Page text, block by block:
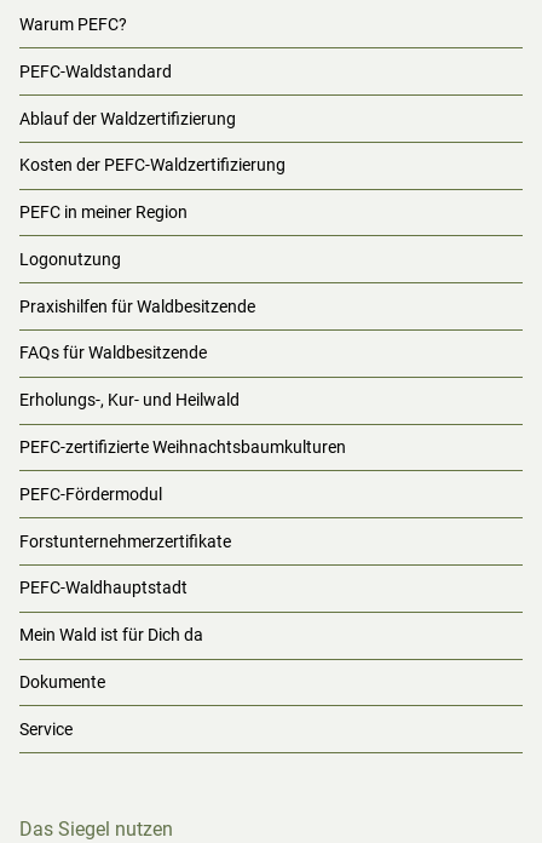
Warum PEFC?
PEFC-Waldstandard
Ablauf der Waldzertifizierung
Kosten der PEFC-Waldzertifizierung
PEFC in meiner Region
Logonutzung
Praxishilfen für Waldbesitzende
FAQs für Waldbesitzende
Erholungs-, Kur- und Heilwald
PEFC-zertifizierte Weihnachtsbaumkulturen
PEFC-Fördermodul
Forstunternehmerzertifikate
PEFC-Waldhauptstadt
Mein Wald ist für Dich da
Dokumente
Service
Das Siegel nutzen